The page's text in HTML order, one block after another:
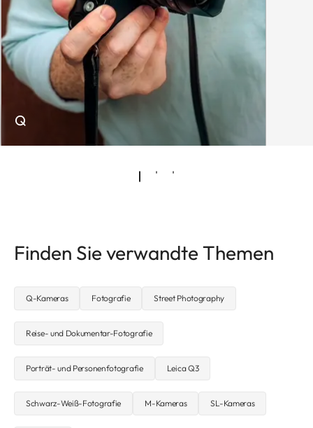
Q
Finden Sie verwandte Themen
Q-Kameras Fotografie Street Photography
Reise- und Dokumentar-Fotografie
Porträt- und Personenfotografie Leica Q3
Schwarz-Weiß-Fotografie M-Kameras SL-Kameras